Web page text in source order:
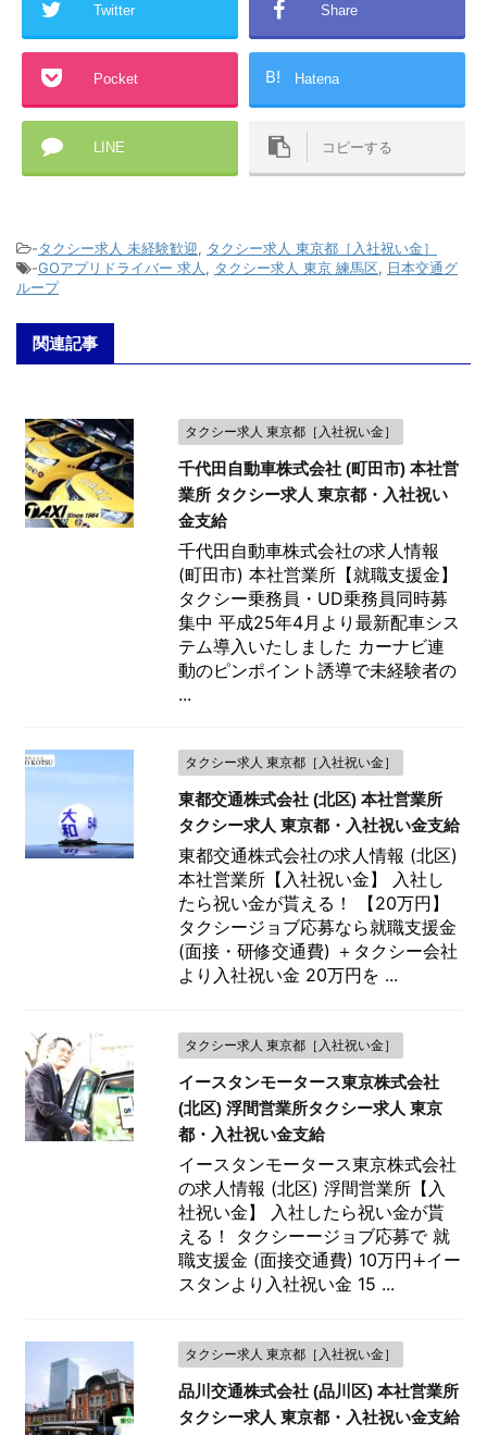
Twitter Share
Pocket B! Hatena
LINE コピーする
-タクシー求人 未経験歓迎, タクシー求人 東京都［入社祝い金］
-GOアプリドライバー 求人, タクシー求人 東京 練馬区, 日本交通グ
ループ
関連記事
タクシー求人 東京都［入社祝い金］
千代田自動車株式会社 (町田市) 本社営
業所 タクシー求人 東京都・入社祝い
金支給
千代田自動車株式会社の求人情報
(町田市) 本社営業所【就職支援金】
タクシー乗務員・UD乗務員同時募
集中 平成25年4月より最新配車シス
テム導入いたしました カーナビ連
動のピンポイント誘導で未経験者の
...
タクシー求人 東京都［入社祝い金］
東都交通株式会社 (北区) 本社営業所
タクシー求人 東京都・入社祝い金支給
東都交通株式会社の求人情報 (北区)
本社営業所【入社祝い金】 入社し
たら祝い金が貰える！ 【20万円】
タクシージョブ応募なら就職支援金
(面接・研修交通費) ＋タクシー会社
より入社祝い金 20万円を ...
タクシー求人 東京都［入社祝い金］
イースタンモータース東京株式会社
(北区) 浮間営業所タクシー求人 東京
都・入社祝い金支給
イースタンモータース東京株式会社
の求人情報 (北区) 浮間営業所【入
社祝い金】 入社したら祝い金が貰
える！ タクシーージョブ応募で 就
職支援金 (面接交通費) 10万円∔イー
スタンより入社祝い金 15 ...
タクシー求人 東京都［入社祝い金］
品川交通株式会社 (品川区) 本社営業所
タクシー求人 東京都・入社祝い金支給